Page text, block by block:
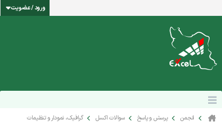
ورود / عضویت
انجمن پرسش و پاسخ سوالات اکسل گرافیک، نمودار و تنظیمات